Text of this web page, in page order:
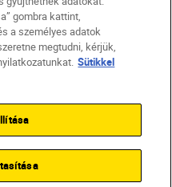
vonatkozó beállítások
SKIP
gombra kattint,
a személyes adatok
megtudni, kérjük,
Sütikkel